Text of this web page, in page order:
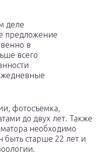
деле
предложение
в
всего
фотосъемка,
до двух лет. Также
необходимо
быть старше 22 лет и